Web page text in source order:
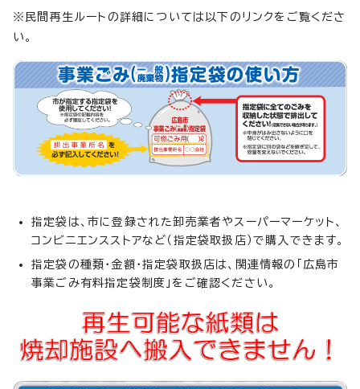
※民間再生ルートの詳細については以下のリンクをご覧くださ
い。
指定袋は、市に登録された卸売業者やスーパーマーケット、
コンビニエンスストアなど（指定袋取扱店）で購入できます。
指定袋の種類・金額・指定袋取扱店は、関連情報の「広島市
事業ごみ有料指定袋制度」をご確認ください。